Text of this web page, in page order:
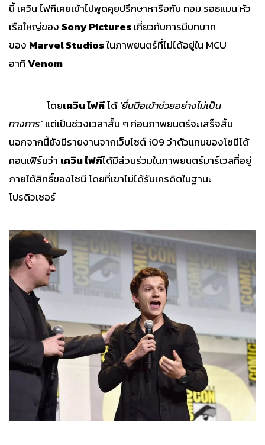
นี้ เควิน ไฟกีเคยเข้าไปพูดคุยปรึกษาหารือกับ ทอม รอธแมน หัว
เรือใหญ่ของ Sony Picturesเกี่ยวกับการมีบทบาท
ของ Marvel Studiosในภาพยนตร์ที่ไม่ได้อยู่ใน MCU
อาทิVenom
โดยเควิน ไฟกีได้‘ยื่นมือเข้าช่วยอย่างไม่เป็น
ทางการ’แต่เป็นช่วงเวลาสั้น ๆ ก่อนภาพยนตร์จะเสร็จสิ้น
นอกจากนี้ยังมีรายงานจากเว็บไซต์ i09 ว่าตัวแทนของโซนีได้
คอนเฟิร์มว่า เควิน ไฟกีได้มีส่วนร่วมในภาพยนตร์มาร์เวลที่อยู่
ภายใต้สิทธิ์ของโซนี โดยที่เขาไม่ได้รับเครดิตในฐานะ
โปรดิวเซอร์